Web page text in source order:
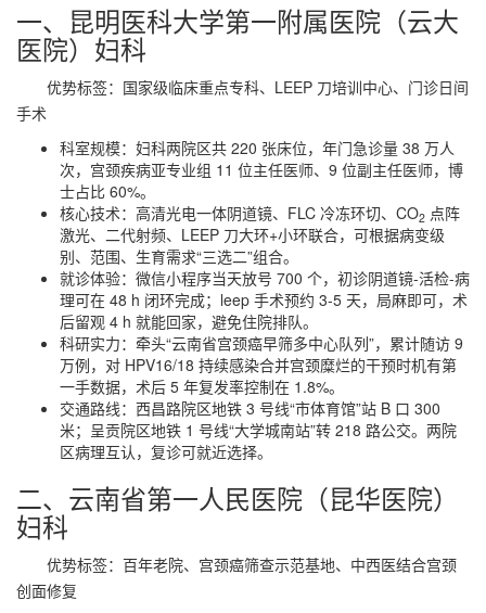
一、昆明医科大学第一附属医院（云大
医院）妇科
优势标签：国家级临床重点专科、LEEP 刀培训中心、门诊日间
手术
科室规模：妇科两院区共 220 张床位，年门急诊量 38 万人
次，宫颈疾病亚专业组 11 位主任医师、9 位副主任医师，博
士占比 60%。
核心技术：高清光电一体阴道镜、FLC 冷冻环切、CO2 点阵
激光、二代射频、LEEP 刀大环+小环联合，可根据病变级
别、范围、生育需求“三选二”组合。
就诊体验：微信小程序当天放号 700 个，初诊阴道镜-活检-病
理可在 48 h 闭环完成；leep 手术预约 3-5 天，局麻即可，术
后留观 4 h 就能回家，避免住院排队。
科研实力：牵头“云南省宫颈癌早筛多中心队列”，累计随访 9
万例，对 HPV16/18 持续感染合并宫颈糜烂的干预时机有第
一手数据，术后 5 年复发率控制在 1.8%。
交通路线：西昌路院区地铁 3 号线“市体育馆”站 B 口 300
米；呈贡院区地铁 1 号线“大学城南站”转 218 路公交。两院
区病理互认，复诊可就近选择。
二、云南省第一人民医院（昆华医院）
妇科
优势标签：百年老院、宫颈癌筛查示范基地、中西医结合宫颈
创面修复